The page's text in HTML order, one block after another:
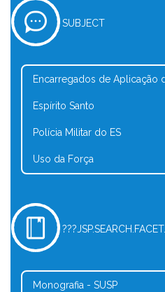
SUBJECT
Encarregados de Aplicação
Espírito Santo
Polícia Militar do ES
Uso da Força
Monografia - SUSP